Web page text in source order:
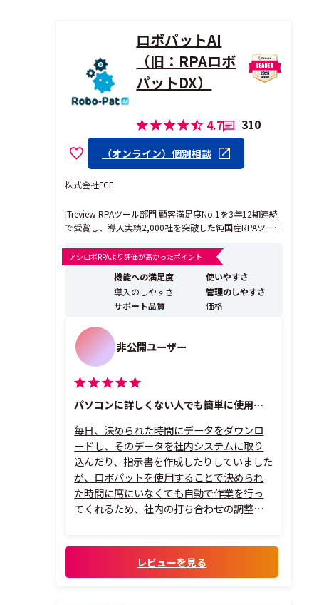
ロボパットAI
（旧：RPAロボ
パットDX）
4.7 310
（オンライン）個別相談
株式会社FCE
ITreview RPAツール部門 顧客満足度No.1を3年12期連続
で受賞し、導入実績2,000社を突破した純国産RPAツー
要で、現場の事務職が自らロボットを作成し、日々の業
務効率化を実現できる直感的な操作性が特徴です。 他社
ツールと比較した際の最大の強みは...
アシロボRPAより評価が高かったポイント
機能への満足度
使いやすさ
導入のしやすさ
管理のしやすさ
サポート品質
価格
非公開ユーザー
パソコンに詳しくない人でも簡単に使用できます
毎日、決められた時間にデータをダウンロ
ードし、そのデータを社内システムに取り
込んだり、指示書を作成したりしていました
が、ロボパットを使用することで決められ
た時間に席にいなくても自動で作業を行っ
てくれるため、社内の打ち合わせの調整も
ています。作成に関しても難しい操作がな
く、直感的に作れる仕組みなので、パソコン
レビューを見る